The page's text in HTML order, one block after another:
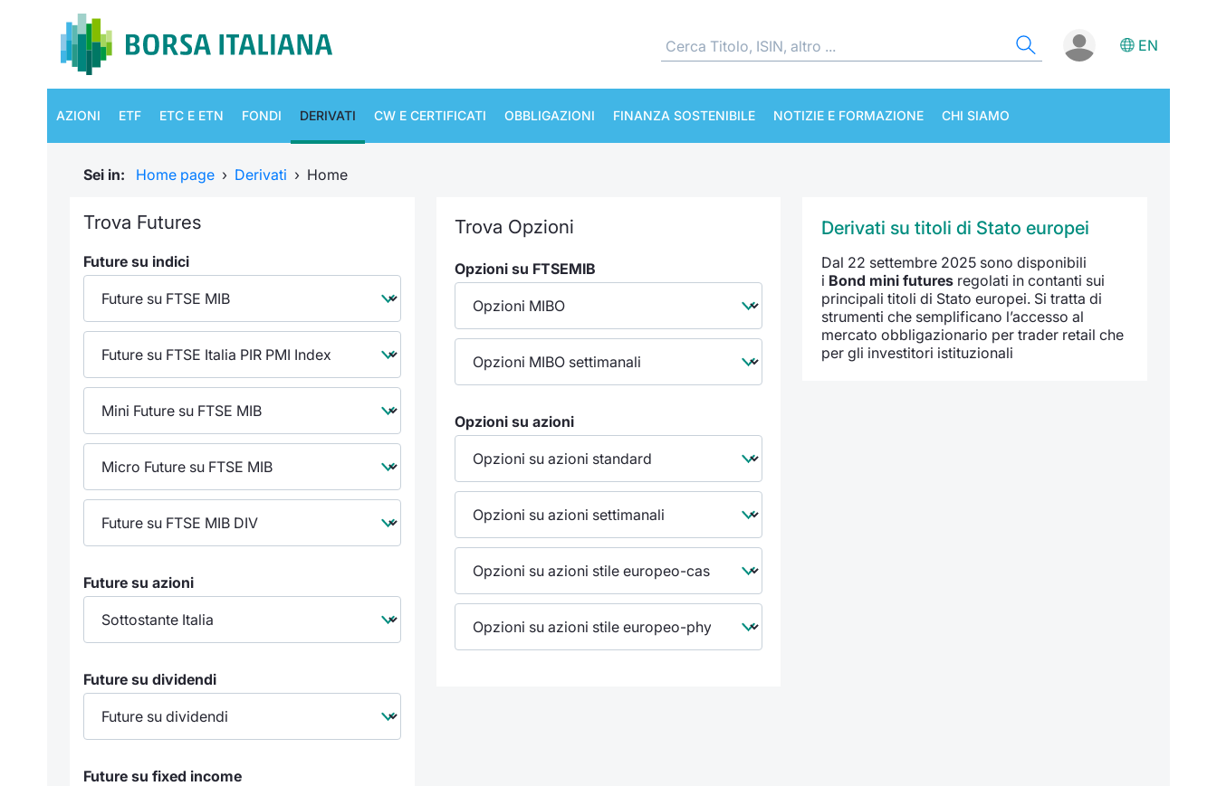
EN
AZIONI ETF ETC E ETN FONDI DERIVATI CW E CERTIFICATI OBBLIGAZIONI FINANZA SOSTENIBILE NOTIZIE E FORMAZIONE CHI SIAMO
Sei in: Home page › Derivati › Home
Trova Futures
Future su indici
Future su azioni
Future su dividendi
Future su fixed income
Trova Opzioni
Opzioni su FTSEMIB
Opzioni su azioni
Derivati su titoli di Stato europei
Dal 22 settembre 2025 sono disponibili
i Bond mini futures regolati in contanti sui
principali titoli di Stato europei. Si tratta di
strumenti che semplificano l’accesso al
mercato obbligazionario per trader retail che
per gli investitori istituzionali